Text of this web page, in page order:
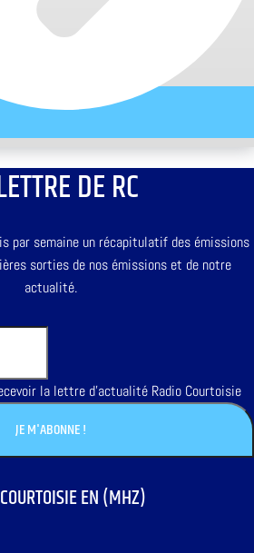
DE RC
par semaine un récapitulatif des émissions
sorties de nos émissions et de notre
actualité.
la lettre d'actualité Radio Courtoisie
EN (MHZ)